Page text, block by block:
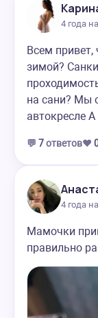
4 года
Всем привет,
зимой?
на сани? Мы
автокресле
💬 7ответов❤️
4 года
Мамочки
правильно